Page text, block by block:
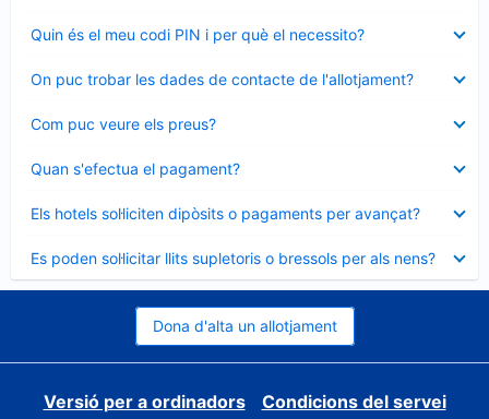
Quin és el meu codi PIN i per què el necessito?
tancat
On puc trobar les dades de contacte de l'allotjament?
tancat
Com puc veure els preus?
tancat
Quan s'efectua el pagament?
tancat
Els hotels sol·liciten dipòsits o pagaments per avançat?
tancat
Es poden sol·licitar llits supletoris o bressols per als nens?
tancat
Dona d'alta un allotjament
Versió per a ordinadors
Condicions del servei